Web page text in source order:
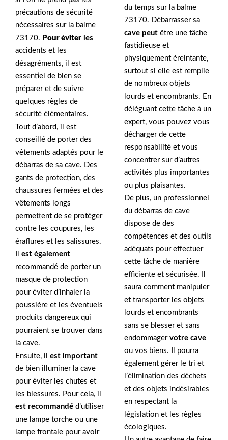
précautions de sécurité
nécessaires sur la balme
73170. Pour éviter les
accidents et les
désagréments, il est
essentiel de bien se
préparer et de suivre
quelques règles de
sécurité élémentaires.
Tout d’abord, il est
conseillé de porter des
vêtements adaptés pour le
débarras de sa cave. Des
gants de protection, des
chaussures fermées et des
vêtements longs
permettent de se protéger
contre les coupures, les
éraflures et les salissures.
est également
recommandé de porter un
masque de protection
pour éviter d’inhaler la
poussière et les éventuels
produits dangereux qui
pourraient se trouver dans
la cave.
Ensuite, il est important
de bien illuminer la cave
pour éviter les chutes et
les blessures. Pour cela, il
est recommandé d’utiliser
une lampe torche ou une
lampe frontale pour avoir
du temps sur la balme
73170. Débarrasser sa
cave peut être une tâche
fastidieuse et
physiquement éreintante,
surtout si elle est remplie
de nombreux objets
lourds et encombrants. En
déléguant cette tâche à un
expert, vous pouvez vous
décharger de cette
responsabilité et vous
concentrer sur d’autres
activités plus importantes
ou plus plaisantes.
De plus, un professionnel
du débarras de cave
dispose de des
compétences et des outils
adéquats pour effectuer
cette tâche de manière
efficiente et sécurisée. Il
saura comment manipuler
et transporter les objets
lourds et encombrants
sans se blesser et sans
endommager votre cave
ou vos biens. Il pourra
également gérer le tri et
l’élimination des déchets
et des objets indésirables
en respectant la
législation et les règles
écologiques.